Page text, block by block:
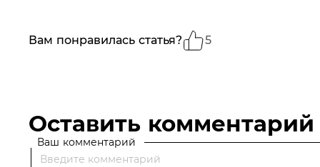
Вам понравилась статья? 5
Оставить комментарий
Ваш комментарий